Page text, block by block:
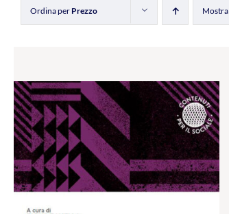
Ordina per Prezzo Mostra